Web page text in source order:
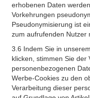
erhobenen Daten
Vorkehrungen
Pseudonymisierung ist
zum aufrufenden Nutzer
3.6 Indem Sie in
klicken, stimmen Sie der
personenbezogenen
Werbe-Cookies zu den
Verarbeitung dieser